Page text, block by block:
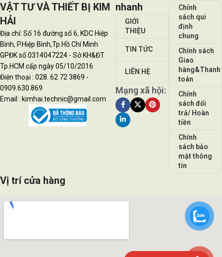
VẬT TƯ VÀ THIẾT BỊ KIM
HẢI
Địa chỉ: Số 16 đường số 6, KDC Hiệp
Bình, P.Hiệp Bình,Tp.Hồ Chí Minh
GPĐK số 0314047224 - Sở KH&ĐT
Tp.HCM cấp ngày 05/10/2016
Điện thoại : 028. 62 72 3869 -
0909.630.869
Email : kimhai.technic@gmail.com
nhanh
GIỚI
THIỆU
TIN TỨC
LIÊN HỆ
Mạng xã hội:
Chính
sách qui
định
chung
Chính sách
Giao
hàng&Thanh
toán
Chính
sách đổi
trả/ Hoàn
tiền
Chính
sách bảo
mật thông
tin
Vị trí cửa hàng